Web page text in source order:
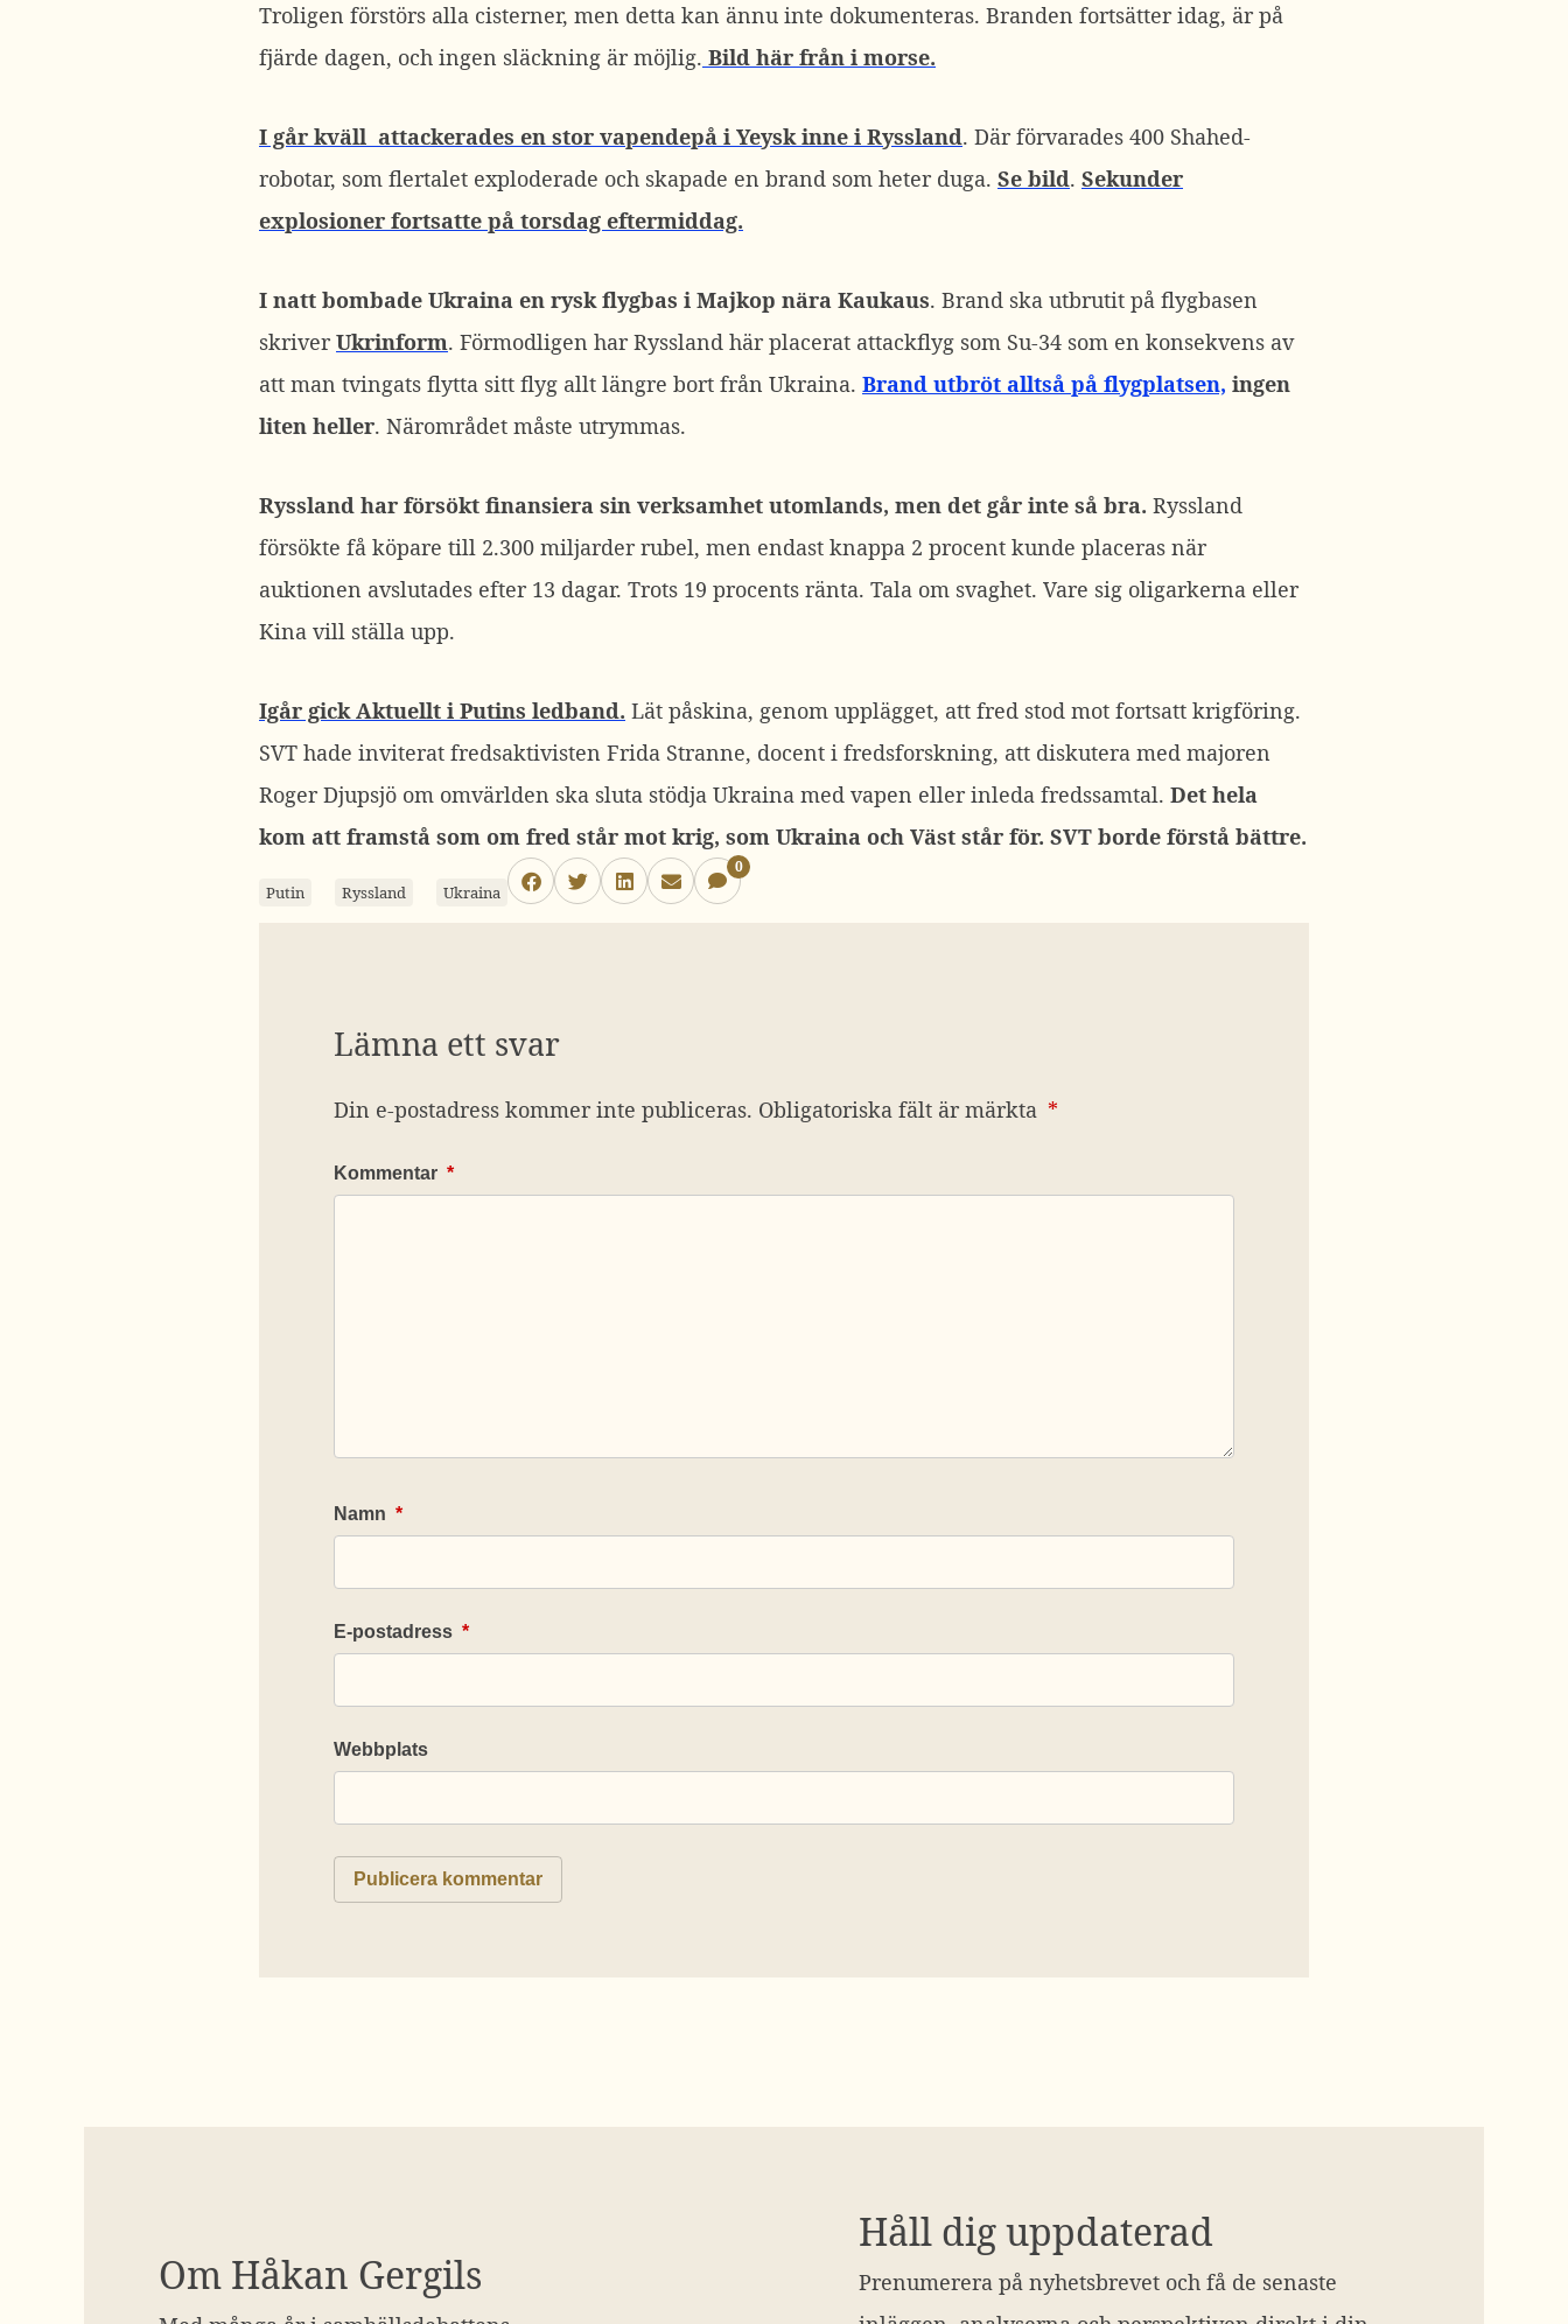
Troligen förstörs alla cisterner, men detta kan ännu inte dokumenteras. Branden fortsätter idag, är på
fjärde dagen, och ingen släckning är möjlig. Bild här från i morse.
I går kväll attackerades en stor vapendepå i Yeysk inne i Ryssland. Där förvarades 400 Shahed-
robotar, som flertalet exploderade och skapade en brand som heter duga. Se bild. Sekunder
explosioner fortsatte på torsdag eftermiddag.
I natt bombade Ukraina en rysk flygbas i Majkop nära Kaukaus. Brand ska utbrutit på flygbasen
skriver Ukrinform. Förmodligen har Ryssland här placerat attackflyg som Su-34 som en konsekvens av
att man tvingats flytta sitt flyg allt längre bort från Ukraina. Brand utbröt alltså på flygplatsen, ingen
liten heller. Närområdet måste utrymmas.
Ryssland har försökt finansiera sin verksamhet utomlands, men det går inte så bra. Ryssland
försökte få köpare till 2.300 miljarder rubel, men endast knappa 2 procent kunde placeras när
auktionen avslutades efter 13 dagar. Trots 19 procents ränta. Tala om svaghet. Vare sig oligarkerna eller
Kina vill ställa upp.
Igår gick Aktuellt i Putins ledband. Lät påskina, genom upplägget, att fred stod mot fortsatt krigföring.
SVT hade inviterat fredsaktivisten Frida Stranne, docent i fredsforskning, att diskutera med majoren
Roger Djupsjö om omvärlden ska sluta stödja Ukraina med vapen eller inleda fredssamtal. Det hela
kom att framstå som om fred står mot krig, som Ukraina och Väst står för. SVT borde förstå bättre.
Putin Ryssland Ukraina
0
Lämna ett svar
Din e-postadress kommer inte publiceras. Obligatoriska fält är märkta *
Kommentar *
Namn *
E-postadress *
Webbplats
Om Håkan Gergils
Håll dig uppdaterad
Prenumerera på nyhetsbrevet och få de senaste